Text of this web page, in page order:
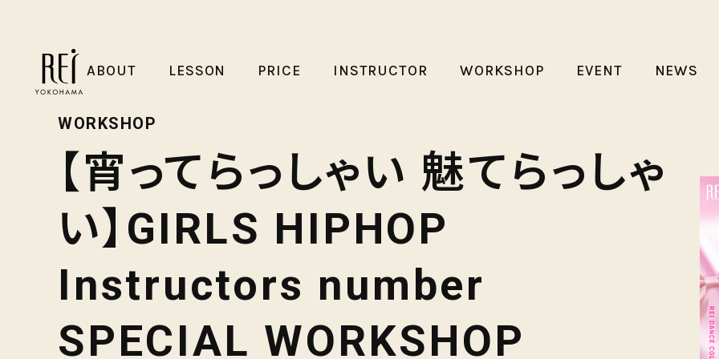
ABOUT LESSON PRICE INSTRUCTOR WORKSHOP EVENT NEWS
WORKSHOP
【宵ってらっしゃい 魅てらっしゃ
い】GIRLS HIPHOP
Instructors number
SPECIAL WORKSHOP